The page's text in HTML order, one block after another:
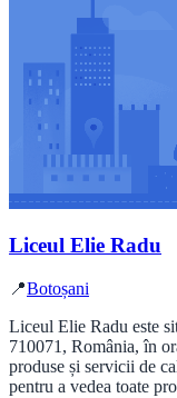
Liceul Elie Radu
📍Botoșani
Liceul Elie Radu este
710071, România, în
produse și servicii de
pentru a vedea toate